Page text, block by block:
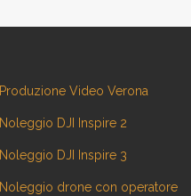
Produzione Video Verona
Noleggio DJI Inspire 2
Noleggio DJI Inspire 3
Noleggio drone con operatore